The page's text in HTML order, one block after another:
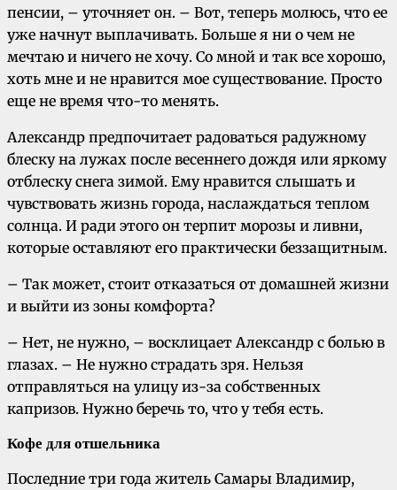
пенсии, – уточняет он. – Вот, теперь молюсь, что ее
уже начнут выплачивать. Больше я ни о чем не
мечтаю и ничего не хочу. Со мной и так все хорошо,
хоть мне и не нравится мое существование. Просто
еще не время что-то менять.
Александр предпочитает радоваться радужному
блеску на лужах после весеннего дождя или яркому
отблеску снега зимой. Ему нравится слышать и
чувствовать жизнь города, наслаждаться теплом
солнца. И ради этого он терпит морозы и ливни,
которые оставляют его практически беззащитным.
– Так может, стоит отказаться от домашней жизни
и выйти из зоны комфорта?
– Нет, не нужно, – восклицает Александр с болью в
глазах. – Не нужно страдать зря. Нельзя
отправляться на улицу из-за собственных
капризов. Нужно беречь то, что у тебя есть.
Кофе для отшельника
Последние три года житель Самары Владимир,